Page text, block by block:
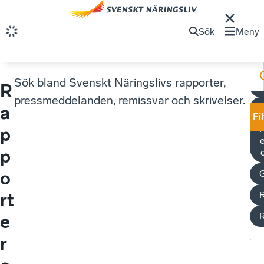
Sök Meny
R
a
p
p
o
rt
e
r
Sök bland Svenskt Näringslivs rapporter,
pressmeddelanden, remissvar och skrivelser.